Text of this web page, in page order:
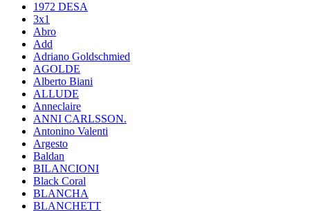
1972 DESA
3x1
Abro
Add
Adriano Goldschmied
AGOLDE
Alberto Biani
ALLUDE
Anneclaire
ANNI CARLSSON.
Antonino Valenti
Argesto
Baldan
BILANCIONI
Black Coral
BLANCHA
BLANCHETT